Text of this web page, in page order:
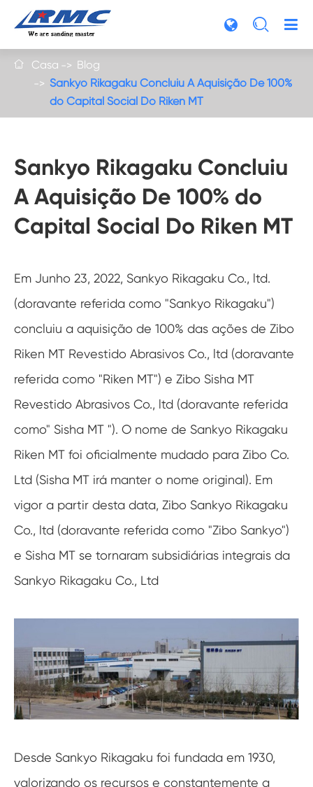

 Casa
Blog
Sankyo Rikagaku Concluiu A Aquisição De 100%
do Capital Social Do Riken MT
Sankyo Rikagaku Concluiu
A Aquisição De 100% do
Capital Social Do Riken MT
Em Junho 23, 2022, Sankyo Rikagaku Co., ltd.
(doravante referida como "Sankyo Rikagaku")
concluiu a aquisição de 100% das ações de Zibo
Riken MT Revestido Abrasivos Co., ltd (doravante
referida como "Riken MT") e Zibo Sisha MT
Revestido Abrasivos Co., ltd (doravante referida
como" Sisha MT "). O nome de Sankyo Rikagaku
Riken MT foi oficialmente mudado para Zibo Co.
Ltd (Sisha MT irá manter o nome original). Em
vigor a partir desta data, Zibo Sankyo Rikagaku
Co., ltd (doravante referida como "Zibo Sankyo")
e Sisha MT se tornaram subsidiárias integrais da
Sankyo Rikagaku Co., Ltd
Desde Sankyo Rikagaku foi fundada em 1930,
valorizando os recursos e constantemente a